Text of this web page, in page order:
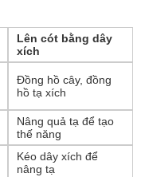
Lên cót bằng dây
xích
Đồng hồ cây, đồng
hồ tạ xích
Nâng quả tạ để tạo
thế năng
Kéo dây xích để
nâng tạ